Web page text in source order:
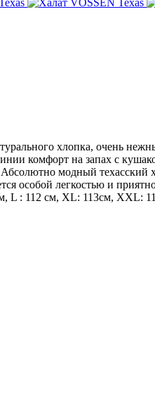
хлопка, очень
комфорт на запах с
модный
особой легкостью и
L : 112 см, ХL: 113см, ХХL: